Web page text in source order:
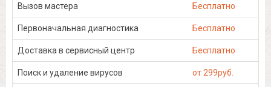
Вызов мастера Бесплатно
Первоначальная диагностика Бесплатно
Доставка в сервисный центр Бесплатно
Поиск и удаление вирусов от 299руб.